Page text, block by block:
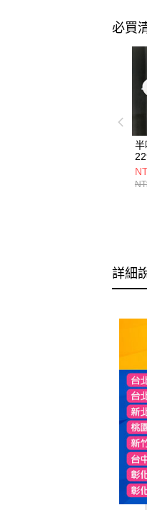
必買
半
詳細